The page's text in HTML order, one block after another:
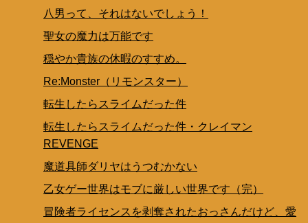
八男って、それはないでしょう！
聖女の魔力は万能です
穏やか貴族の休暇のすすめ。
Re:Monster（リモンスター）
転生したらスライムだった件
転生したらスライムだった件・クレイマン
REVENGE
魔道具師ダリヤはうつむかない
乙女ゲー世界はモブに厳しい世界です（完）
冒険者ライセンスを剥奪されたおっさんだけど、愛